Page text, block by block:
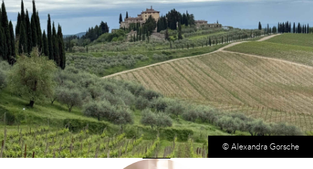
© Alexandra Gorsche